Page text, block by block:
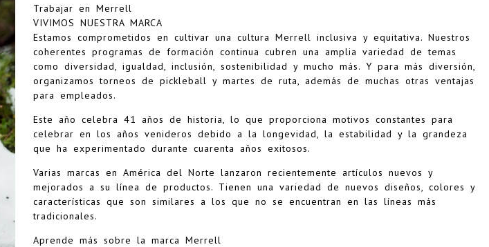
Trabajar en Merrell
VIVIMOS NUESTRA MARCA
Estamos comprometidos en cultivar una cultura Merrell inclusiva y equitativa. Nuestros
coherentes programas de formación continua cubren una amplia variedad de temas
como diversidad, igualdad, inclusión, sostenibilidad y mucho más. Y para más diversión,
organizamos torneos de pickleball y martes de ruta, además de muchas otras ventajas
para empleados.
Este año celebra 41 años de historia, lo que proporciona motivos constantes para
celebrar en los años venideros debido a la longevidad, la estabilidad y la grandeza
que ha experimentado durante cuarenta años exitosos.
Varias marcas en América del Norte lanzaron recientemente artículos nuevos y
mejorados a su línea de productos. Tienen una variedad de nuevos diseños, colores y
características que son similares a los que no se encuentran en las líneas más
tradicionales.
Aprende más sobre la marca Merrell